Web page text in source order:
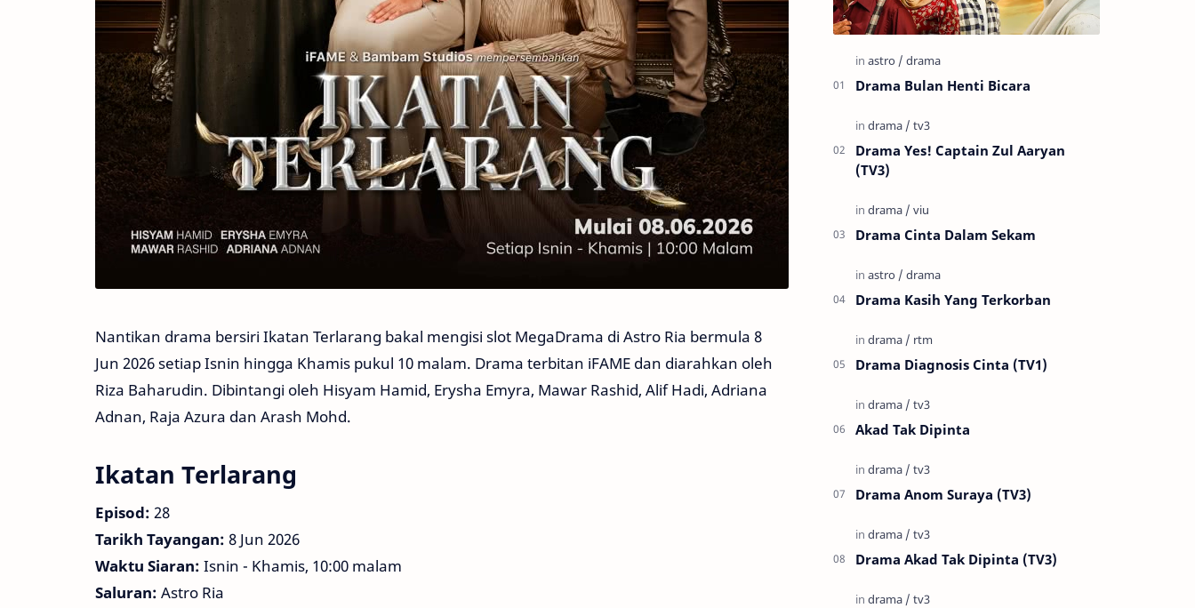
Nantikan drama bersiri Ikatan Terlarang bakal mengisi slot MegaDrama di Astro Ria bermula 8
Jun 2026 setiap Isnin hingga Khamis pukul 10 malam. Drama terbitan iFAME dan diarahkan oleh
Riza Baharudin. Dibintangi oleh Hisyam Hamid, Erysha Emyra, Mawar Rashid, Alif Hadi, Adriana
Adnan, Raja Azura dan Arash Mohd.
Ikatan Terlarang
Episod: 28
Tarikh Tayangan: 8 Jun 2026
Waktu Siaran: Isnin - Khamis, 10:00 malam
Saluran: Astro Ria
Drama Bulan Henti Bicara
Drama Yes! Captain Zul Aaryan
(TV3)
Drama Cinta Dalam Sekam
Drama Kasih Yang Terkorban
Drama Diagnosis Cinta (TV1)
Akad Tak Dipinta
Drama Anom Suraya (TV3)
Drama Akad Tak Dipinta (TV3)